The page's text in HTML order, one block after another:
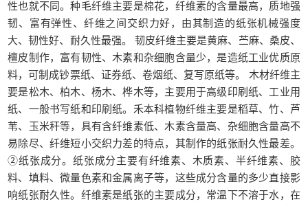
性也就不同。种毛纤维主要是棉花，纤维素的含量最高，质地强
韧、富有弹性、纤维之间交织力好，由其制造的纸张机械强度
大、韧性好、耐久性最强。 韧皮纤维主要是黄麻、苎麻、桑皮、
檀皮制作，富有韧性、木素和杂细胞含量少，是造纸工业优质原
料，可制成钞票纸、证券纸、卷烟纸、复写原纸等。 木材纤维主
要是松木、柏木、杨木、桦木等，主要用于高级印刷纸、工业用
纸、一般书写纸和印刷纸。禾本科植物纤维主要是稻草、竹、芦
苇、玉米秆等，具有含纤维素低、木素含量高、杂细胞含量高不
易除尽、纤维短小交织力差的特点，其制作的纸张耐久性最差。
②纸张成分。纸张成分主要有纤维素、木质素、半纤维素、胶
料、填料、微量色素和金属离子等，这些成分含量的多少直接影
响纸张耐久性。纤维素是纸张的主要成分，常温下不溶于水，在